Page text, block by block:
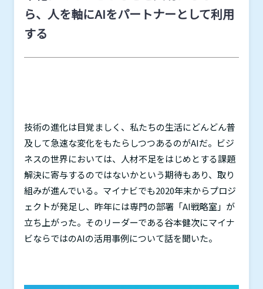
ら、人を軸にAIをパートナーとして利用
する
技術の進化は目覚ましく、私たちの生活にどんどん普
及して急速な変化をもたらしつつあるのがAIだ。ビジ
ネスの世界においては、人材不足をはじめとする課題
解決に寄与するのではないかという期待もあり、取り
組みが進んでいる。マイナビでも2020年末からプロジ
ェクトが発足し、昨年には専門の部署「AI戦略室」が
立ち上がった。そのリーダーである谷本健次にマイナ
ビならではのAIの活用事例について話を聞いた。